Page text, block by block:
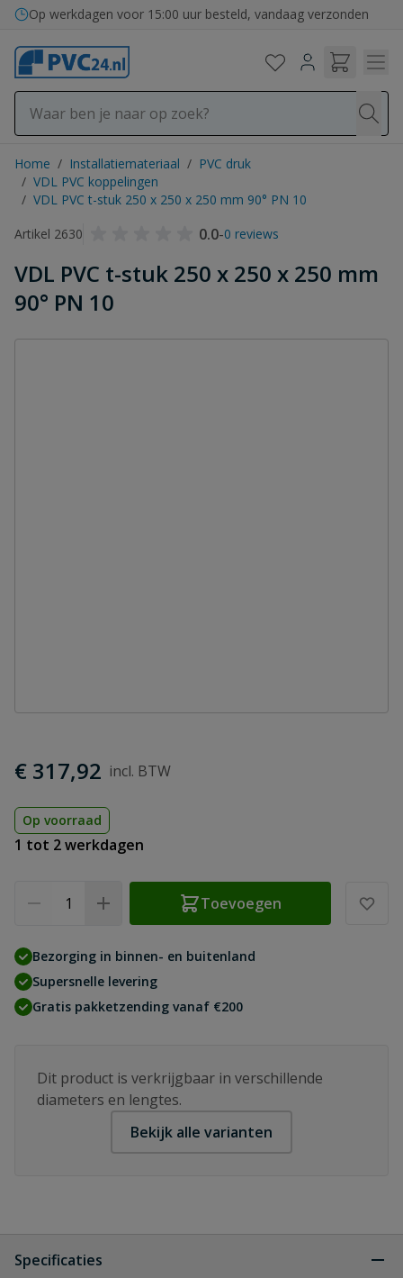
Ga naar de inhoud
Op werkdagen voor 15:00 uur besteld, vandaag verzonden
Home / Installatiemateriaal / PVC druk
/ VDL PVC koppelingen
/ VDL PVC t-stuk 250 x 250 x 250 mm 90° PN 10
Artikel 2630
0.0-0 reviews
VDL PVC t-stuk 250 x 250 x 250 mm
90° PN 10
€ 317,92
Op voorraad
1 tot 2 werkdagen
Toevoegen
Bezorging in binnen- en buitenland
Supersnelle levering
Gratis pakketzending vanaf €200
Dit product is verkrijgbaar in verschillende
diameters en lengtes.
Bekijk alle varianten
Specificaties